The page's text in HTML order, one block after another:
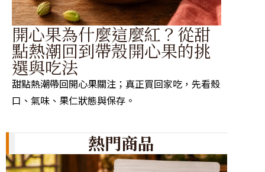
開心果為什麼這麼紅？從甜
點熱潮回到帶殼開心果的挑
選與吃法
甜點熱潮帶回開心果關注；真正買回家吃，先看殼
口、氣味、果仁狀態與保存。
熱門商品